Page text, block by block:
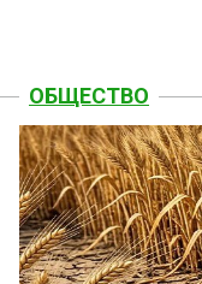
ОБЩЕСТВО